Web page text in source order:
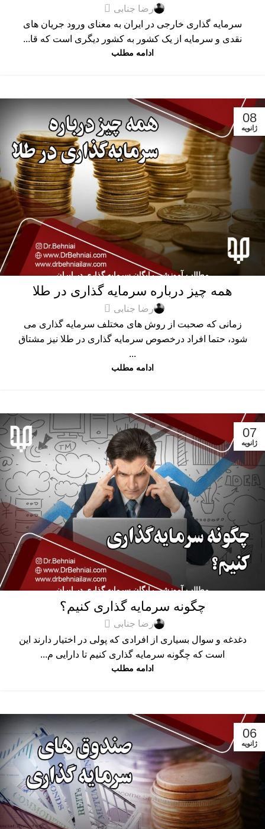
رضا جنابی 0
سرمایه گذاری خارجی در ایران به معنای ورود جریان های
نقدی و سرمایه از یک کشور به کشور دیگری است که قا...
ادامه مطلب
08
ژانویه
مطالب آموزشی رایگان سرمایه گذاری در ایران
همه چیز درباره سرمایه گذاری در طلا
رضا جنابی 0
زمانی که صحبت از روش های مختلف سرمایه گذاری می
شود، حتما افراد درخصوص سرمایه گذاری در طلا نیز مشتاق
...
ادامه مطلب
07
ژانویه
مطالب آموزشی رایگان سرمایه گذاری در ایران
چگونه سرمایه گذاری کنیم؟
رضا جنابی 0
دغدغه و سوال بسیاری از افرادی که پولی در اختیار دارند این
است که چگونه سرمایه گذاری کنیم تا دارایی م...
ادامه مطلب
06
ژانویه